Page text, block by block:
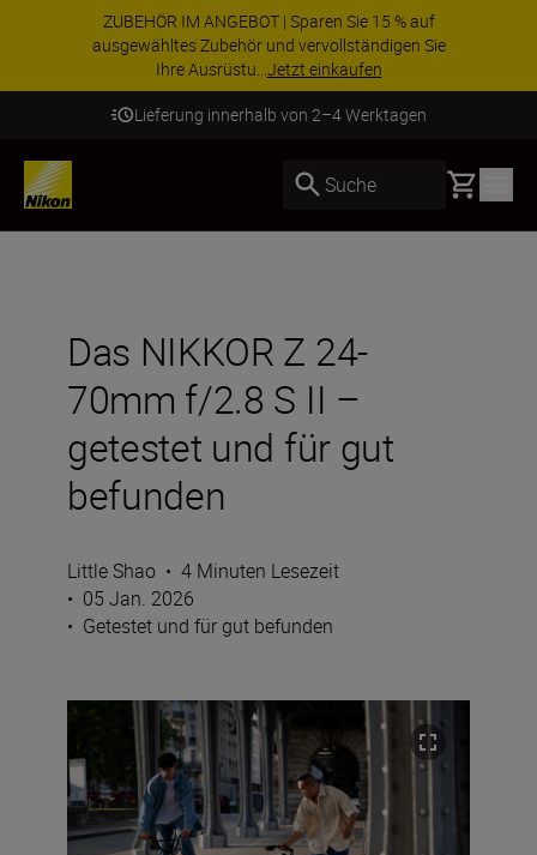
ZUBEHÖR IM ANGEBOT | Sparen Sie 15 % auf
ausgewähltes Zubehör und vervollständigen Sie
Ihre Ausrüstu...Jetzt einkaufen
Lieferung innerhalb von 2–4 Werktagen
Suche Basket
Das NIKKOR Z 24-
70mm f/2.8 S II –
getestet und für gut
befunden
Little Shao • 4 Minuten Lesezeit
• 05 Jan. 2026
• Getestet und für gut befunden